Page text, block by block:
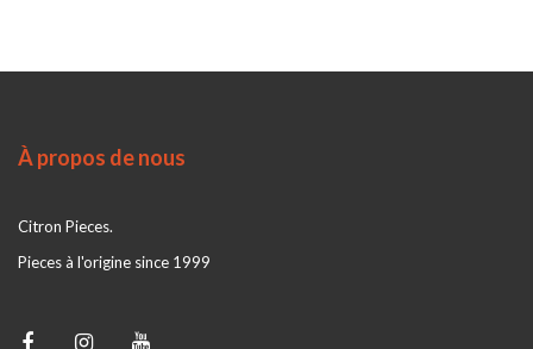
À propos de nous
Citron Pieces.
Pieces à l'origine since 1999